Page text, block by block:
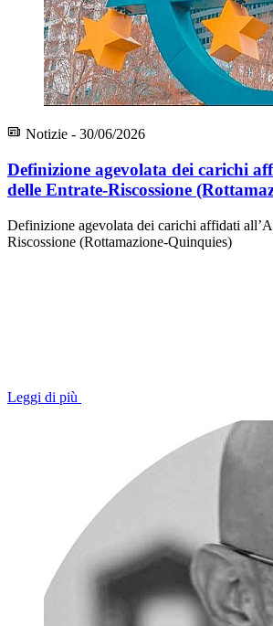
Notizie - 30/06/2026
Definizione agevolata dei carichi
delle Entrate-Riscossione
Definizione agevolata dei carichi affidati
Riscossione (Rottamazione-Quinquies)
Leggi di più